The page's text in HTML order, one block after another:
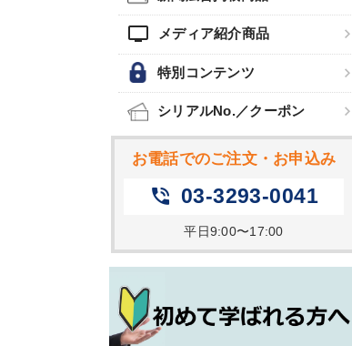
tv メディア紹介商品
特別コンテンツ
シリアルNo.／クーポン
お電話でのご注文・お申込み
phone_in_talk 03-3293-0041
平日9:00〜17:00